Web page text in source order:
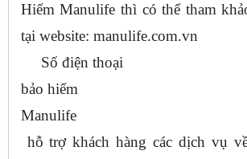
Hiểm Manulife thì có thể tham
tại website: manulife.com.vn
Số điện thoại
bảo hiểm
Manulife
hỗ trợ khách hàng các dịch vụ